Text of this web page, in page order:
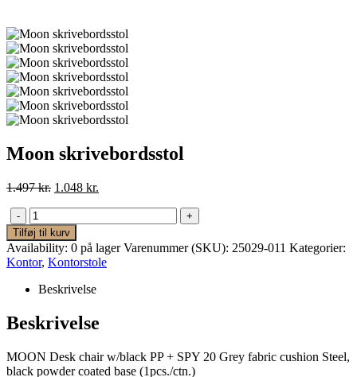
Moon skrivebordsstol
1.497kr. Den
var:
1.497 kr..
1.048 kr.
1.048 kr..
-
+
Tilføj til kurv
Availability: 0 på lager Varenummer (SKU): 25029-011 Kategorier:
Kontor, Kontorstole
Beskrivelse
Beskrivelse
MOON Desk chair w/black PP + SPY 20 Grey fabric cushion Steel,
black powder coated base (1pcs./ctn.)